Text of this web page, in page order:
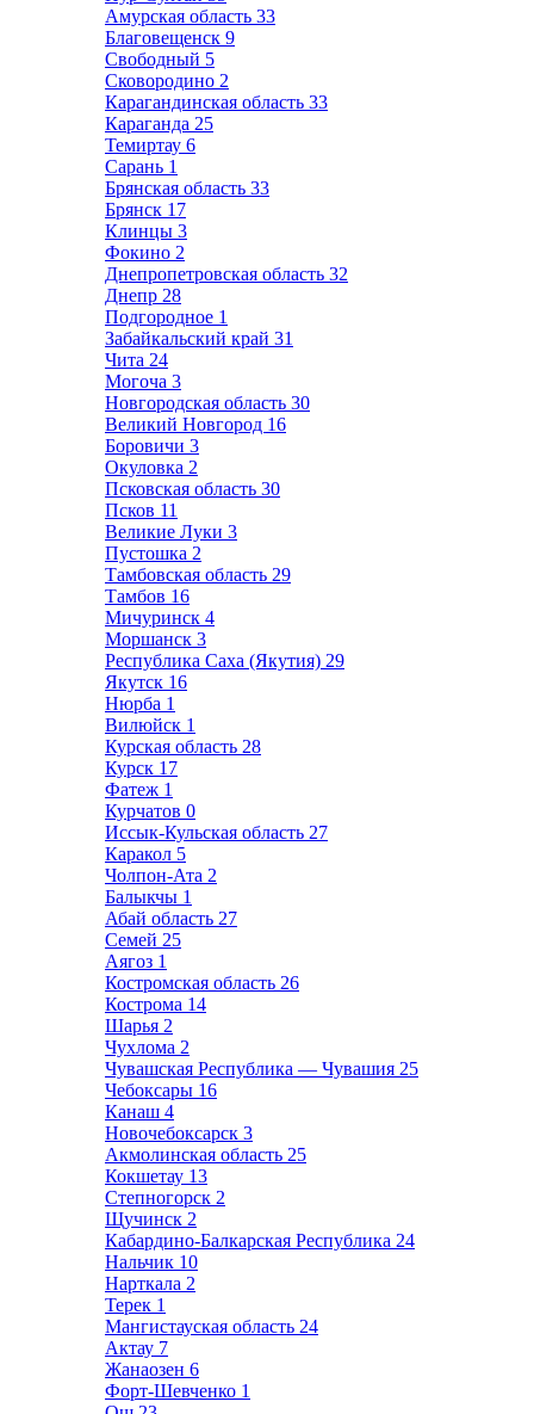
Амурская область 33
Благовещенск 9
Свободный 5
Сковородино 2
Карагандинская область 33
Караганда 25
Темиртау 6
Сарань 1
Брянская область 33
Брянск 17
Клинцы 3
Фокино 2
Днепропетровская область 32
Днепр 28
Подгородное 1
Забайкальский край 31
Чита 24
Могоча 3
Новгородская область 30
Великий Новгород 16
Боровичи 3
Окуловка 2
Псковская область 30
Псков 11
Великие Луки 3
Пустошка 2
Тамбовская область 29
Тамбов 16
Мичуринск 4
Моршанск 3
Республика Саха (Якутия) 29
Якутск 16
Нюрба 1
Вилюйск 1
Курская область 28
Курск 17
Фатеж 1
Курчатов 0
Иссык-Кульская область 27
Каракол 5
Чолпон-Ата 2
Балыкчы 1
Абай область 27
Семей 25
Аягоз 1
Костромская область 26
Кострома 14
Шарья 2
Чухлома 2
Чувашская Республика — Чувашия 25
Чебоксары 16
Канаш 4
Новочебоксарск 3
Акмолинская область 25
Кокшетау 13
Степногорск 2
Щучинск 2
Кабардино-Балкарская Республика 24
Нальчик 10
Нарткала 2
Терек 1
Мангистауская область 24
Актау 7
Жанаозен 6
Форт-Шевченко 1